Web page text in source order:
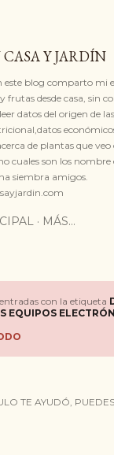
Y JARDÍN
este blog comparto mi
frutas desde casa, sin
datos del origen de
de plantas que
cuales son los
siembra amigos.
MÁS…
con la etiqueta
EQUIPOS
TE AYUDÓ,